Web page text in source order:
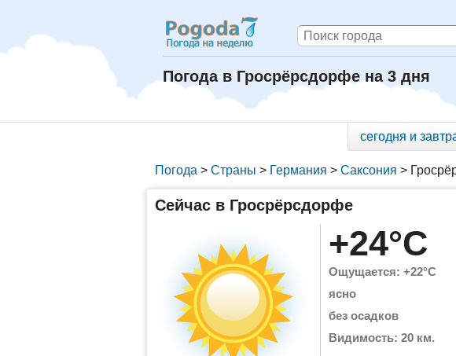
Погода в Гросрёрсдорфе на 3 дня
сегодня и
Погода > Страны > Германия > Саксония >
Сейчас в Гросрёрсдорфе
+24°C
Ощущается: +22°C
ясно
без осадков
Видимость: 20 км.